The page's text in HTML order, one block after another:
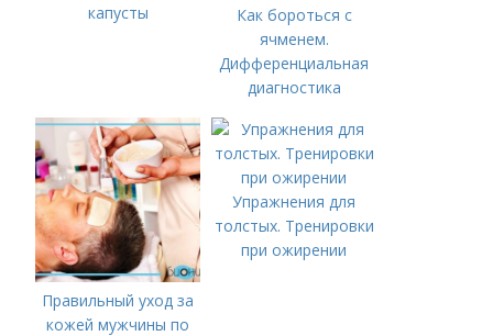
капусты
Как бороться с
ячменем.
Дифференциальная
диагностика
Правильный уход за
кожей мужчины по
Упражнения для
толстых. Тренировки
при ожирении